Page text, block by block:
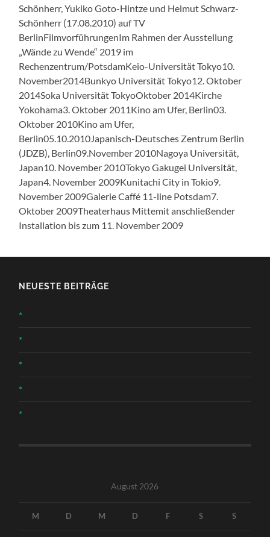
Schönherr, Yukiko Goto-Hintze und Helmut Schwarz-
Schönherr (17.08.2010) auf TV
BerlinFilmvorführungenIm Rahmen der Ausstellung
„Wände zu Wende“ 2019 im
Rechenzentrum/PotsdamKeio-Universität Tokyo10.
November2014Bunkyo Universität Tokyo12. Oktober
2014Soka Universität TokyoOktober 2014Kirche
Yokohama3. Oktober 2011Kino am Ufer, Berlin03.
Oktober 2010Kino am Ufer,
Berlin05.10.2010Japanisch-Deutsches Zentrum Berlin
(JDZB), Berlin09.November 2010Nagoya Universität,
Japan10. November 2010Tokyo Gakugei Universität,
Japan4. November 2009Kunitachi City in Tokio9.
November 2009Galerie Caffé 11-line Potsdam7.
Oktober 2009Theaterhaus Mittemit anschließender
Installation bis zum 11. November 2009
NEUESTE BEITRÄGE
*
*
*
*
*
August 2026
M D M D F S S